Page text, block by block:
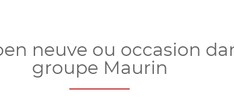
neuve ou occasion
groupe Maurin